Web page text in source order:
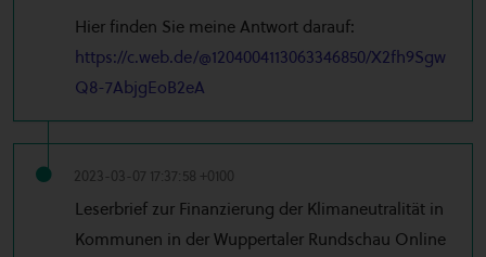
Hier finden Sie meine Antwort darauf:
https://c.web.de/@1204004113063346850/X2fh9Sgw
Q8-7AbjgEoB2eA
2023-03-07 17:37:58 +0100
Leserbrief zur Finanzierung der Klimaneutralität in
Kommunen in der Wuppertaler Rundschau Online